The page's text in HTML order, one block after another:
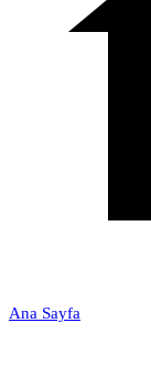
Ana Sayfa